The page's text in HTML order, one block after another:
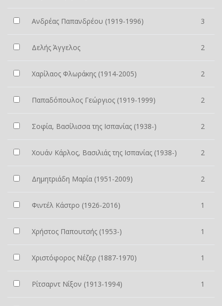
Ανδρέας Παπανδρέου (1919-1996) 3
Δελής Άγγελος 2
Χαρίλαος Φλωράκης (1914-2005) 2
Παπαδόπουλος Γεώργιος (1919-1999) 2
Σοφία, Βασίλισσα της Ισπανίας (1938-) 2
Χουάν Κάρλος, Βασιλιάς της Ισπανίας (1938-) 2
Δημητριάδη Μαρία (1951-2009) 2
Φιντέλ Κάστρο (1926-2016) 1
Χρήστος Παπουτσής (1953-) 1
Χριστόφορος Νέζερ (1887-1970) 1
Ρίτσαρντ Νίξον (1913-1994) 1